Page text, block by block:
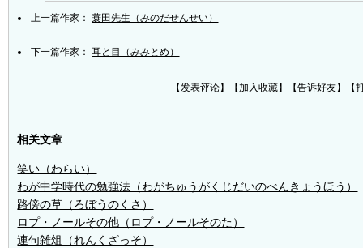
上一篇作家：蓑田先生（みのだせんせい）
下一篇作家：耳と目（みみとめ）
【发表评论】【加入收藏】【告诉好友】【
相关文章
笑い（わらい）
わが中学時代の勉強法（わがちゅうがくじだいのべんきょうほう）
路傍の草（ろぼうのくさ）
ロプ・ノールその他（ロプ・ノールそのた）
連句雑俎（れんくざっそ）